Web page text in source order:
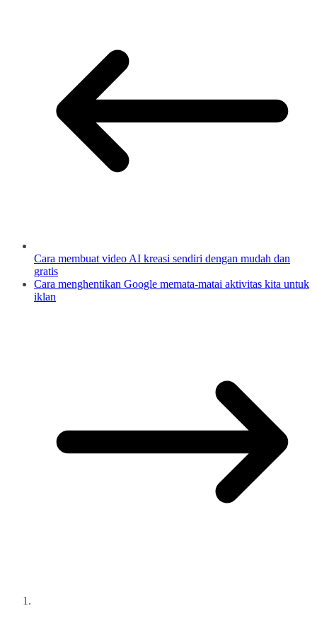
Cara membuat video AI kreasi sendiri dengan mudah dan
gratis
Cara menghentikan Google memata-matai aktivitas kita untuk
iklan